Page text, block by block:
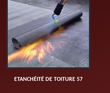
ETANCHÉITÉ DE TOITURE 57